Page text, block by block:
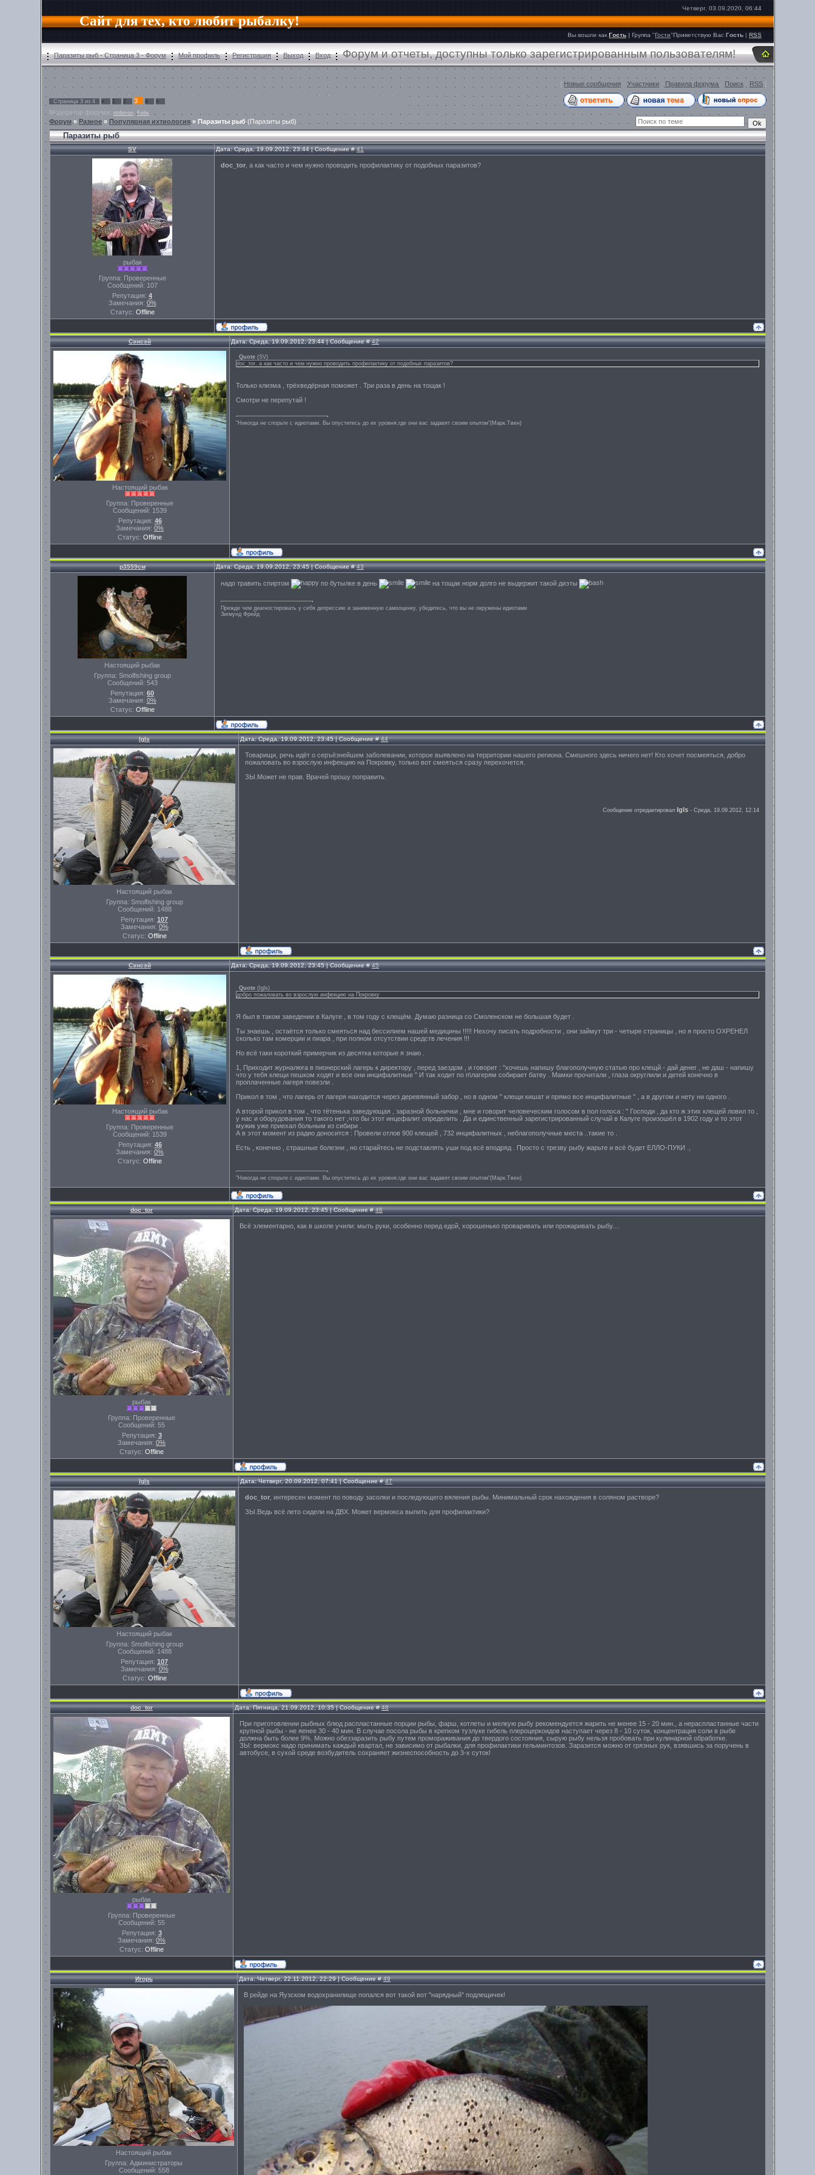
Сайт для тех, кто любит рыбалку!
Четверг, 03.09.2020, 06:44
Вы вошли как Гость|Группа"Гости"Приветствую Вас Гость |RSS
Паразиты рыб - Страница 3 - Форум Мой профиль Регистрация Выход Вход Форум и отчеты, доступны только зарегистрированным пользователям!
[ Новые сообщения Участники Правила форума Поиск RSS ]
Страница 3 из 4 « 1 2 3 4 »
Модератор форума: ntdimon ,Felix
Форум» Разное » Популярная ихтиология» Паразиты рыб (Паразиты рыб)
Паразиты рыб
SV Дата: Среда, 19.09.2012, 23:44 | Сообщение #41
рыбак
Группа: Проверенные
Сообщений: 107
Репутация: 4
Замечания: 0%
Статус: Offline
doc_tor , а как часто и чем нужно проводить профилактику от подобных паразитов?
Сэнсэй Дата: Среда, 19.09.2012, 23:44 | Сообщение #42
Настоящий рыбак
Группа: Проверенные
Сообщений: 1539
Репутация: 46
Замечания: 0%
Статус: Offline
Quote (SV)
doc_tor, а как часто и чем нужно проводить профилактику от подобных паразитов?
Только клизма , трёхведёрная поможет . Три раза в день на тощак !
Смотри не перепутай !
"Никогда не спорьте с идиотами. Вы опуститесь до их уровня,где они вас задавят своим опытом"(Марк.Твен)
р3559см Дата: Среда, 19.09.2012, 23:45 | Сообщение #43
Настоящий рыбак
Группа: Smolfishing group
Сообщений: 543
Репутация: 60
Замечания: 0%
Статус: Offline
надо травить спиртом по бутылке в день на тощак норм долго не выдержит такой диэты
Прежде чем диагностировать у себя депрессию и заниженную самооценку, убедитесь, что вы не окружены идиотами
Зигмунд Фрейд
Igls Дата: Среда, 19.09.2012, 23:45 | Сообщение #44
Настоящий рыбак
Группа: Smolfishing group
Сообщений: 1488
Репутация: 107
Замечания: 0%
Статус: Offline
Товарищи, речь идёт о серъёзнейшем заболевании, которое выявлено на территории нашего региона. Смешного здесь ничего нет! Кто хочет посмеяться, добро
пожаловать во взрослую инфекцию на Покровку, только вот смеяться сразу перехочется.
ЗЫ.Может не прав. Врачей прошу поправить.
Сообщение отредактировал Igls - Среда, 19.09.2012, 12:14
Сэнсэй Дата: Среда, 19.09.2012, 23:45 | Сообщение #45
Настоящий рыбак
Группа: Проверенные
Сообщений: 1539
Репутация: 46
Замечания: 0%
Статус: Offline
Quote ( Igls)
добро пожаловать во взрослую инфекцию на Покровку
Я был в таком заведении в Калуге , в том году с клещём. Думаю разница со Смоленском не большая будет .
Ты знаешь , остаётся только смеяться над бессилием нашей медицины !!!!! Нехочу писать подробности , они займут три - четыре страницы , но я просто ОХРЕНЕЛ
сколько там комерции и пиара , при полном отсутствии средств лечения !!!
Но всё таки короткий примерчик из десятка которые я знаю .
1, Приходит журналюга в пионерский лагерь к директору , перед заездом , и говорит : "хочешь напишу благополучную статью про клещй - дай денег , не даш - напишу
что у тебя клещи пешком ходят и все они инцифалитные " И так ходит по п\лагерям собирает батву . Мамки прочитали , глаза округлили и детей конечно в
проплаченные лагеря повезли .
Прикол в том , что лагерь от лагеря находится через деревянный забор , но в одном " клещи кишат и прямо все инцифалитные " , а в другом и нету ни одного .
А второй прикол в том , что тётенька заведующая , заразной больнички , мне и говорит человеческим голосом в пол голоса : " Господи , да кто ж этих клещей ловил то ,
у нас и оборудования то такого нет ,что бы этот инцефалит определить . Да и единственный зарегистрированный случай в Калуге произошёл в 1902 году и то этот
мужик уже приехал больным из сибири .
А в этот момент из радио доносится : Провели отлов 900 клещей , 732 инцифалитных , неблагополучные места ..такие то .
Есть , конечно , страшные болезни , но старайтесь не подставлять уши под всё вподряд . Просто с трезву рыбу жарьте и всё будет ЕЛЛО-ПУКИ .,
"Никогда не спорьте с идиотами. Вы опуститесь до их уровня,где они вас задавят своим опытом"(Марк.Твен)
doc_tor Дата: Среда, 19.09.2012, 23:45 | Сообщение #46
рыбак
Группа: Проверенные
Сообщений: 55
Репутация: 3
Замечания: 0%
Статус: Offline
Всё элементарно, как в школе учили: мыть руки, особенно перед едой, хорошенько проваривать или прожаривать рыбу....
Igls Дата: Четверг, 20.09.2012, 07:41 | Сообщение #47
Настоящий рыбак
Группа: Smolfishing group
Сообщений: 1488
Репутация: 107
Замечания: 0%
Статус: Offline
doc_tor , интересен момент по поводу засолки и последующего вяления рыбы. Минимальный срок нахождения в соляном растворе?
ЗЫ.Ведь всё лето сидели на ДВХ. Может вермокса выпить для профилактики?
doc_tor Дата: Пятница, 21.09.2012, 10:35 | Сообщение #48
рыбак
Группа: Проверенные
Сообщений: 55
Репутация: 3
Замечания: 0%
Статус: Offline
При приготовлении рыбных блюд распластанные порции рыбы, фарш, котлеты и мелкую рыбу рекомендуется жарить не менее 15 - 20 мин., а нераспластанные части
крупной рыбы - не яенее 30 - 40 мин. В случае посола рыбы в крепком тузлуке гибель плероцеркоидов наступает через 8 - 10 суток, концентрация соли в рыбе
должна быть более 9%. Можно обеззаразить рыбу путем промораживания до твердого состояния, сырую рыбу нельзя пробовать при кулинарной обработке.
ЗЫ: вермокс надо принимать каждый квартал, не зависимо от рыбалки, для профилактики гельминтозов. Заразится можно от грязных рук, взявшись за поручень в
автобусе, в сухой среде возбудитель сохраняет жизнеспособность до 3-х суток!
Игорь Дата: Четверг, 22.11.2012, 22:29 | Сообщение #49
Настоящий рыбак
Группа: Администраторы
Сообщений: 558
В рейде на Яузском водохранилище попался вот такой вот "нарядный" подлещичек!